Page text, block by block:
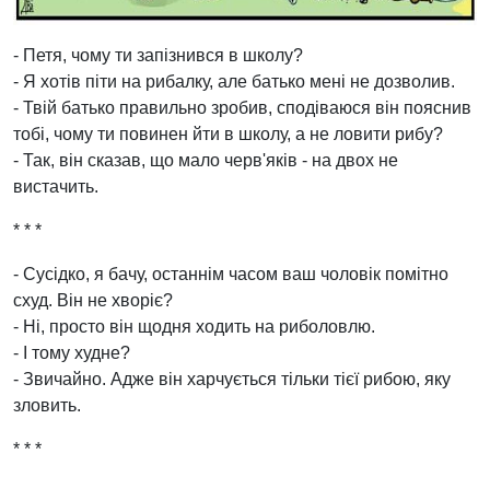
- Петя, чому ти запізнився в школу?
- Я хотів піти на рибалку, але батько мені не дозволив.
- Твій батько правильно зробив, сподіваюся він пояснив
тобі, чому ти повинен йти в школу, а не ловити рибу?
- Так, він сказав, що мало черв'яків - на двох не
вистачить.
* * *
- Сусідко, я бачу, останнім часом ваш чоловік помітно
схуд. Він не хворіє?
- Ні, просто він щодня ходить на риболовлю.
- І тому худне?
- Звичайно. Адже він харчується тільки тієї рибою, яку
зловить.
* * *